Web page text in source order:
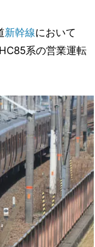
新幹線において
系の営業運転